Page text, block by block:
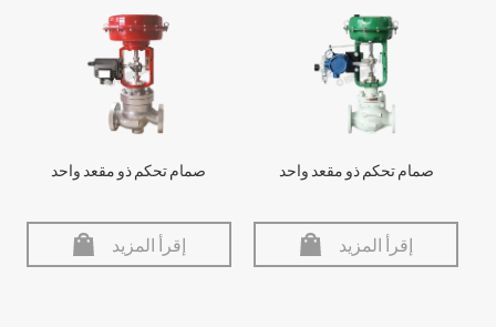
صمام تحكم ذو مقعد واحد
إقرأ المزيد
صمام تحكم ذو مقعد واحد
إقرأ المزيد